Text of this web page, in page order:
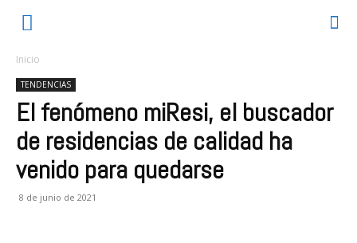
Inicio
TENDENCIAS
El fenómeno miResi, el buscador
de residencias de calidad ha
venido para quedarse
8 de junio de 2021